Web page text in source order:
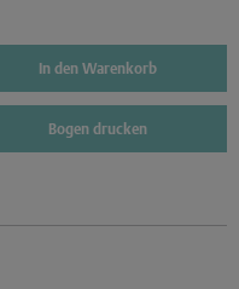
In den Warenkorb
Bogen drucken